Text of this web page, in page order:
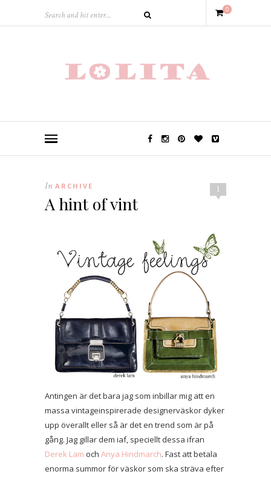
0
1
In ARCHIVE
A hint of vint
Antingen är det bara jag som inbillar mig att en
massa vintageinspirerade designerväskor dyker
upp överallt eller så är det en trend som är på
gång. Jag gillar dem iaf, speciellt dessa ifran
Derek Lam och Anya Hindmarch. Fast att betala
enorma summor för väskor som ska sträva efter